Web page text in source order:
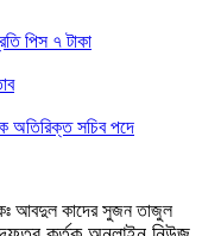
পিস ৭ টাকা
অতিরিক্ত সচিব পদে
আবদুল কাদের সুজন তাজুল